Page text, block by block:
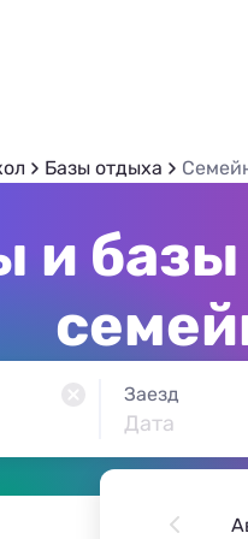
Базы отдыха
и
Заезд
Дата